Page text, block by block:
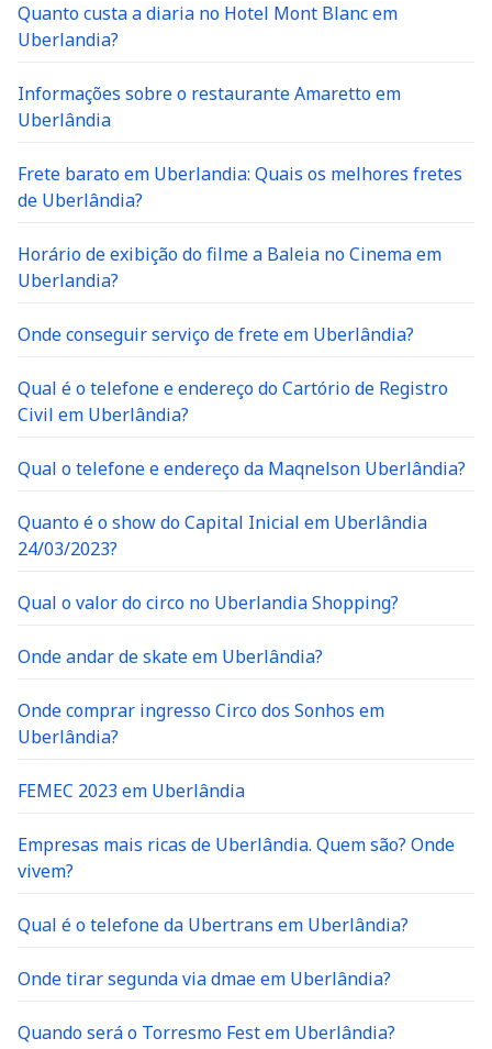
Quanto custa a diaria no Hotel Mont Blanc em
Uberlandia?
Informações sobre o restaurante Amaretto em
Uberlândia
Frete barato em Uberlandia: Quais os melhores fretes
de Uberlândia?
Horário de exibição do filme a Baleia no Cinema em
Uberlandia?
Onde conseguir serviço de frete em Uberlândia?
Qual é o telefone e endereço do Cartório de Registro
Civil em Uberlândia?
Qual o telefone e endereço da Maqnelson Uberlândia?
Quanto é o show do Capital Inicial em Uberlândia
24/03/2023?
Qual o valor do circo no Uberlandia Shopping?
Onde andar de skate em Uberlândia?
Onde comprar ingresso Circo dos Sonhos em
Uberlândia?
FEMEC 2023 em Uberlândia
Empresas mais ricas de Uberlândia. Quem são? Onde
vivem?
Qual é o telefone da Ubertrans em Uberlândia?
Onde tirar segunda via dmae em Uberlândia?
Quando será o Torresmo Fest em Uberlândia?